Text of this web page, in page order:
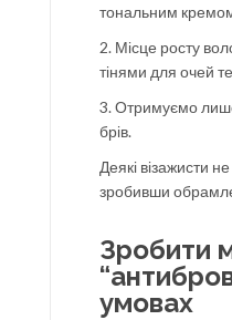
тональним
2. Місце росту
тінями для очей
3. Отримуємо
брів.
Деякі візажисти
зробивши
Зробити
умовах